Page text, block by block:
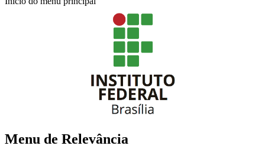
Menu de Relevância